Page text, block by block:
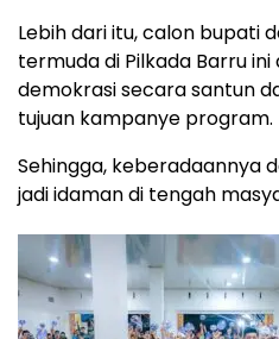
Lebih dari itu, calon bupati
termuda di Pilkada Barru
demokrasi secara santun
tujuan kampanye program.
Sehingga, keberadaannya
jadi idaman di tengah